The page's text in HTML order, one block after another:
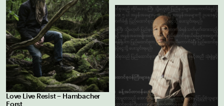
Love Live Resist – Hambacher
Forst